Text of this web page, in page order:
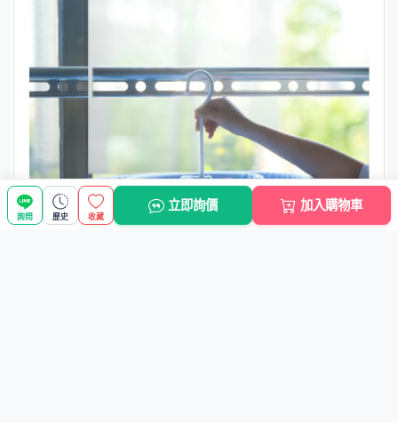
詢問 歷史 收藏
立即詢價 加入購物車